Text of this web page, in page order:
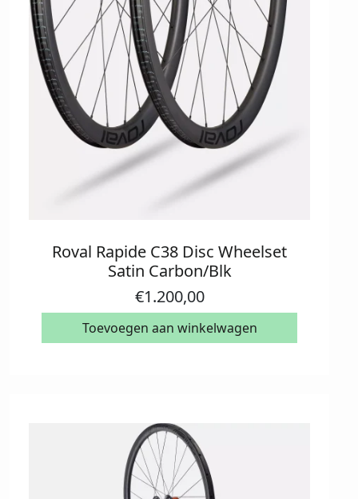
Roval Rapide C38 Disc Wheelset
Satin Carbon/Blk
€1.200,00
Toevoegen aan winkelwagen